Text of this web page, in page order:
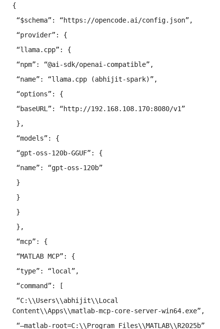
{
“$schema” : “https://opencode.ai/config.json” ,
“provider” : {
“llama.cpp” : {
“npm” : “@ai-sdk/openai-compatible” ,
“name” : “llama.cpp (abhijit-spark)” ,
“options” : {
“baseURL” : “http://192.168.108.170:8080/v1”
},
“models” : {
“gpt-oss-120b-GGUF” : {
“name” : “gpt-oss-120b”
}
}
}
},
“mcp” : {
“MATLAB MCP” : {
“type” : “local” ,
“command” : [
“C: \\Users\\abhijit\\Local
Content\\Apps\\matlab-mcp-core-server-win64.exe”
“–matlab-root=C: \\Program Files\\MATLAB\\R2025b”